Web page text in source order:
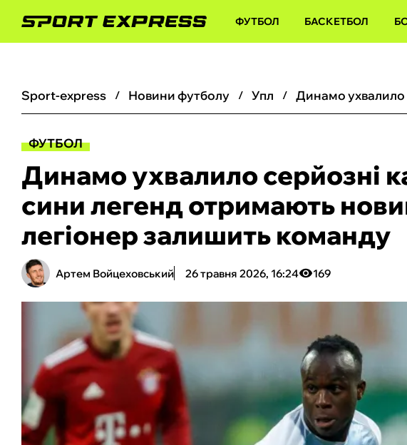
ФУТБОЛ БАСКЕТБОЛ
sport-express новини футболу упл
ФУТБОЛ
Динамо ухвалило серйозні
сини легенд отримають
легіонер залишить команду
Артем Войцеховський 26 травня 2026, 16:24 169